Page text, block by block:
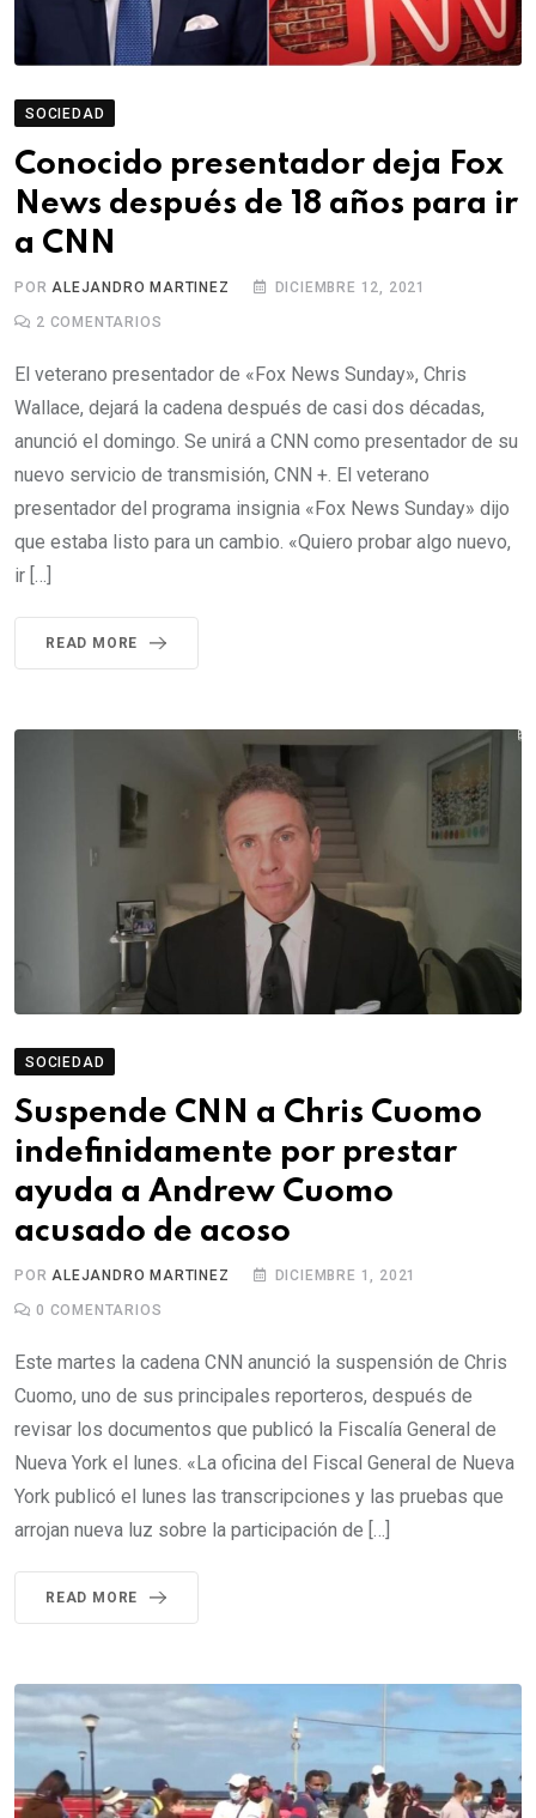
SOCIEDAD
Conocido presentador deja Fox
News después de 18 años para ir
a CNN
PORALEJANDRO MARTINEZ DICIEMBRE 12, 2021
2 COMENTARIOS
El veterano presentador de «Fox News Sunday», Chris
Wallace, dejará la cadena después de casi dos décadas,
anunció el domingo. Se unirá a CNN como presentador de su
nuevo servicio de transmisión, CNN +. El veterano
presentador del programa insignia «Fox News Sunday» dijo
que estaba listo para un cambio. «Quiero probar algo nuevo,
ir […]
READ MORE
SOCIEDAD
Suspende CNN a Chris Cuomo
indefinidamente por prestar
ayuda a Andrew Cuomo
acusado de acoso
PORALEJANDRO MARTINEZ DICIEMBRE 1, 2021
0 COMENTARIOS
Este martes la cadena CNN anunció la suspensión de Chris
Cuomo, uno de sus principales reporteros, después de
revisar los documentos que publicó la Fiscalía General de
Nueva York el lunes. «La oficina del Fiscal General de Nueva
York publicó el lunes las transcripciones y las pruebas que
arrojan nueva luz sobre la participación de […]
READ MORE